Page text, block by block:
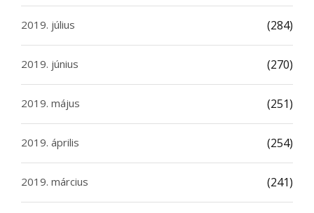
2019. július (284)
2019. június (270)
2019. május (251)
2019. április (254)
2019. március (241)